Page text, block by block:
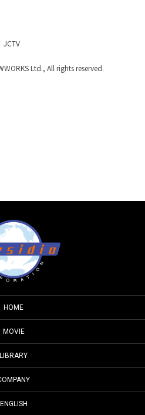
Ltd., All rights reserved.
HOME
MOVIE
LIBRARY
ENGLISH